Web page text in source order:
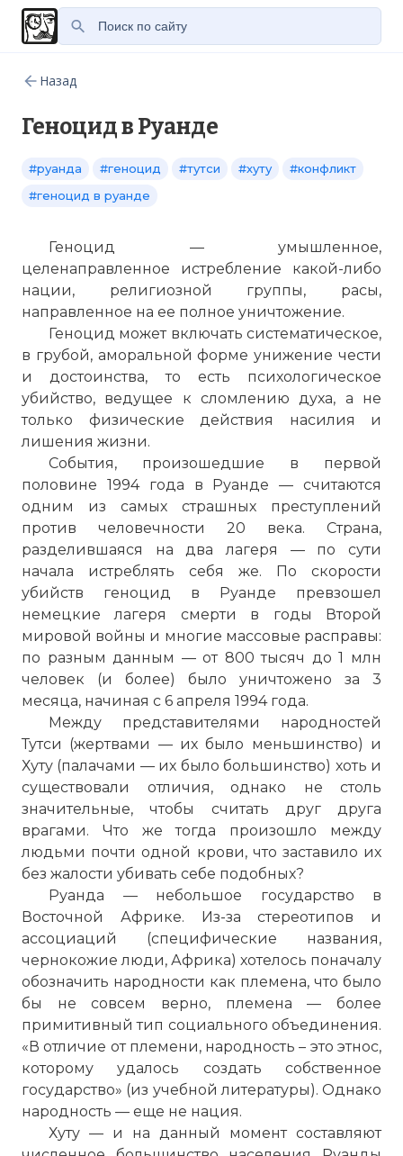
Назад
Геноцид в Руанде
#руанда #геноцид #тутси #хуту
#конфликт
#геноцид в руанде
Геноцид — умышленное,
целенаправленное истребление какой-либо
нации, религиозной группы, расы,
направленное на ее полное уничтожение.
Геноцид может включать систематическое,
в грубой, аморальной форме унижение чести
и достоинства, то есть психологическое
убийство, ведущее к сломлению духа, а не
только физические действия насилия и
лишения жизни.
События, произошедшие в первой
половине 1994 года в Руанде — считаются
одним из самых страшных преступлений
против человечности 20 века. Страна,
разделившаяся на два лагеря — по сути
начала истреблять себя же. По скорости
убийств геноцид в Руанде превзошел
немецкие лагеря смерти в годы Второй
мировой войны и многие массовые расправы:
по разным данным — от 800 тысяч до 1 млн
человек (и более) было уничтожено за 3
месяца, начиная с 6 апреля 1994 года.
Между представителями народностей
Тутси (жертвами — их было меньшинство) и
Хуту (палачами — их было большинство) хоть и
существовали отличия, однако не столь
значительные, чтобы считать друг друга
врагами. Что же тогда произошло между
людьми почти одной крови, что заставило их
без жалости убивать себе подобных?
Руанда — небольшое государство в
Восточной Африке. Из-за стереотипов и
ассоциаций (специфические названия,
чернокожие люди, Африка) хотелось поначалу
обозначить народности как племена, что было
бы не совсем верно, племена — более
примитивный тип социального объединения.
«В отличие от племени, народность – это этнос,
которому удалось создать собственное
государство» (из учебной литературы). Однако
народность — еще не нация.
Хуту — и на данный момент составляют